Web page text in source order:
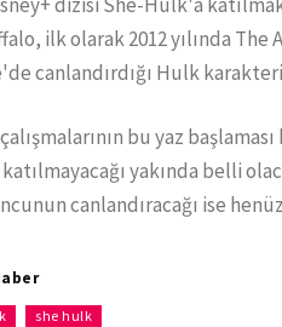
dizisi She-Hulk'a
ilk olarak 2012 yılında The
canlandırdığı Hulk
bu yaz
yakında belli
canlandıracağı ise
she hulk